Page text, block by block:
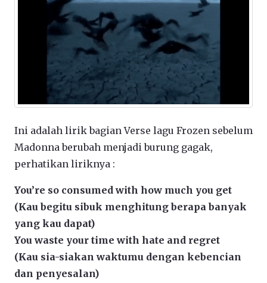
Ini adalah lirik bagian Verse lagu Frozen sebelum
Madonna berubah menjadi burung gagak,
perhatikan liriknya :
You’re so consumed with how much you get
(Kau begitu sibuk menghitung berapa banyak
yang kau dapat)
You waste your time with hate and regret
(Kau sia-siakan waktumu dengan kebencian
dan penyesalan)